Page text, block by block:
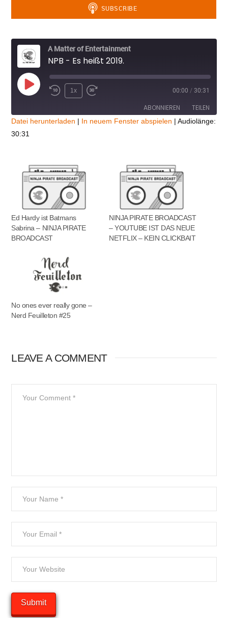
A Matter of Entertainment
NPB - Es heißt 2019.
Play
1x 00:00 / 30:31
ABONNIEREN TEILEN
TEILEN
EMBED
Datei herunterladen | In neuem Fenster abspielen |Audiolänge:
30:31
Ed Hardy ist Batmans
Sabrina – NINJA PIRATE
BROADCAST
NINJA PIRATE BROADCAST
– YOUTUBE IST DAS NEUE
NETFLIX – KEIN CLICKBAIT
No ones ever really gone –
Nerd Feuilleton #25
LEAVE A COMMENT